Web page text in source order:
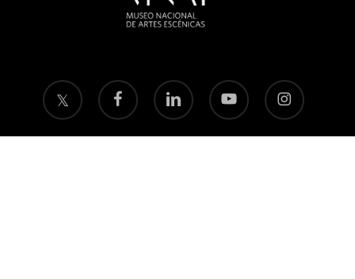
twitter facebook linkedin youtube instagram